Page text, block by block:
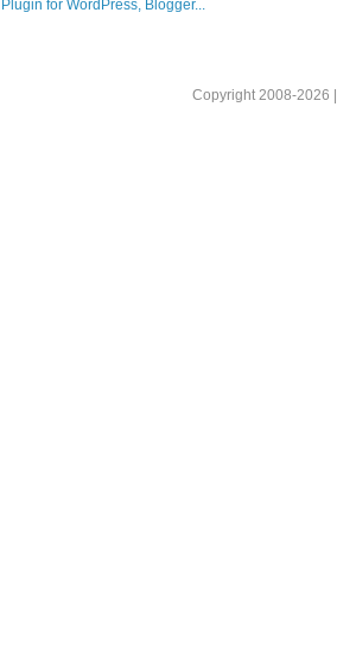
Copyright 2008-2026